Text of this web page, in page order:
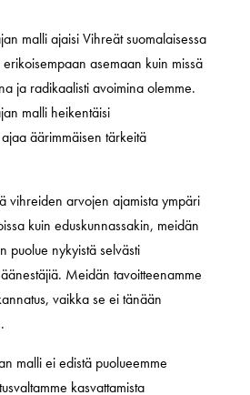
malli ajaisi Vihreät suomalaisessa
asemaan kuin missä
ja radikaalisti avoimina olemme.
malli heikentäisi
äärimmäisen tärkeitä
vihreiden arvojen ajamista ympäri
kuin eduskunnassakin, meidän
puolue nykyistä selvästi
Meidän tavoitteenamme
vaikka se ei tänään
malli ei edistä puolueemme
kasvattamista